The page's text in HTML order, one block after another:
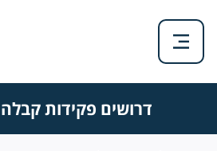
דרושים פקידות